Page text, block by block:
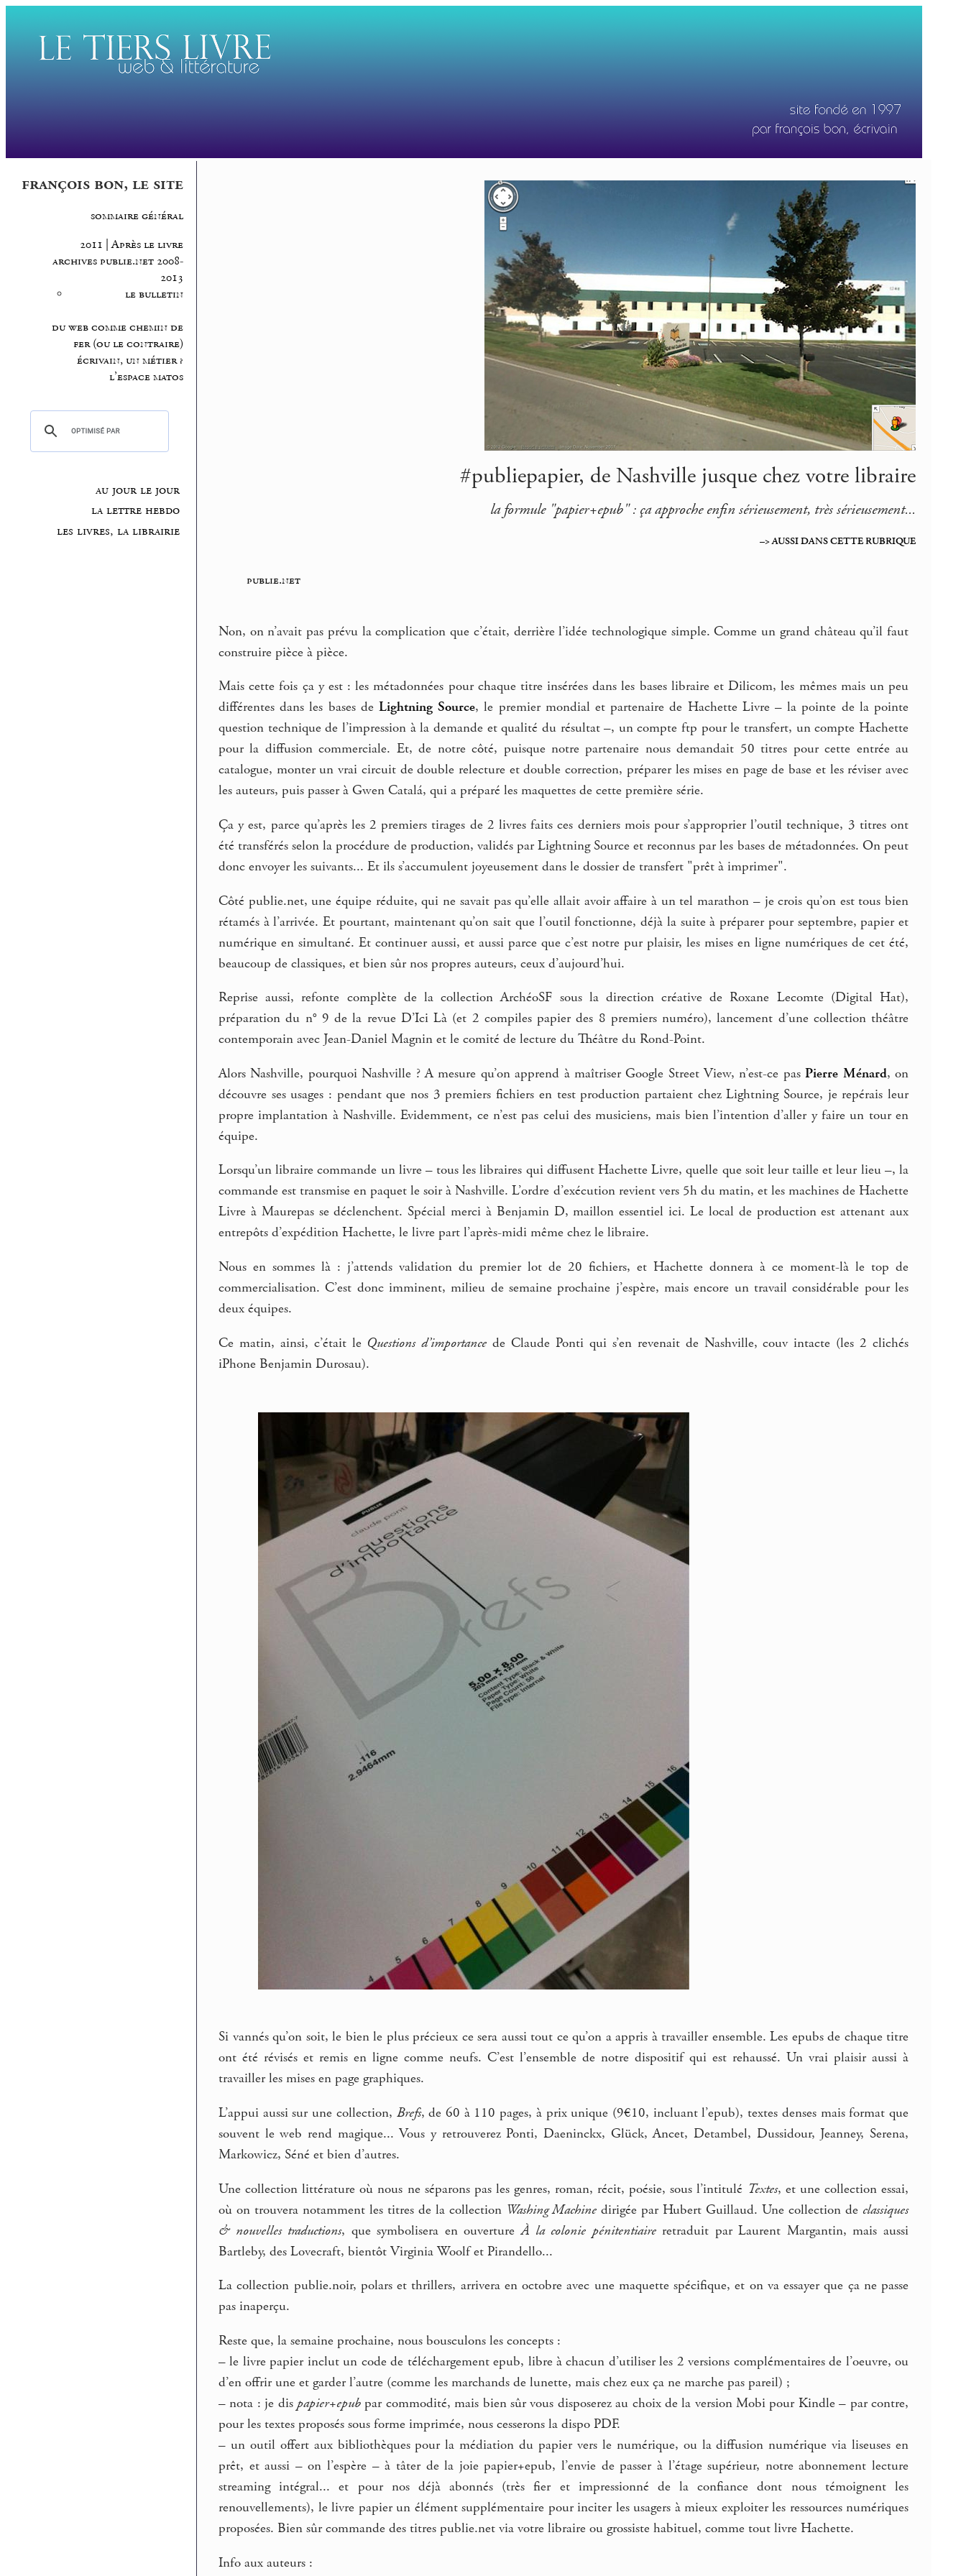
françois bon, le site
sommaire général
2011 | Après le livre
archives publie.net 2008-
2013
le bulletin
du web comme chemin de
fer (ou le contraire)
écrivain, un métier ?
l’espace matos
au jour le jour
la lettre hebdo
les livres, la librairie
#publiepapier, de Nashville jusque chez votre libraire
la formule "papier+epub" : ça approche enfin sérieusement, très sérieusement...
–> AUSSI DANS CETTE RUBRIQUE
publie.net
Non, on n’avait pas prévu la complication que c’était, derrière l’idée technologique simple. Comme un grand château qu’il faut
construire pièce à pièce.
Mais cette fois ça y est : les métadonnées pour chaque titre insérées dans les bases libraire et Dilicom, les mêmes mais un peu
différentes dans les bases deLightning Source, le premier mondial et partenaire de Hachette Livre – la pointe de la pointe
question technique de l’impression à la demande et qualité du résultat –, un compte ftp pour le transfert, un compte Hachette
pour la diffusion commerciale. Et, de notre côté, puisque notre partenaire nous demandait 50 titres pour cette entrée au
catalogue, monter un vrai circuit de double relecture et double correction, préparer les mises en page de base et les réviser avec
les auteurs, puis passer à Gwen Catalá, qui a préparé les maquettes de cette première série.
Ça y est, parce qu’après les 2 premiers tirages de 2 livres faits ces derniers mois pour s’approprier l’outil technique, 3 titres ont
été transférés selon la procédure de production, validés par Lightning Source et reconnus par les bases de métadonnées. On peut
donc envoyer les suivants... Et ils s’accumulent joyeusement dans le dossier de transfert "prêt à imprimer".
Côté publie.net, une équipe réduite, qui ne savait pas qu’elle allait avoir affaire à un tel marathon – je crois qu’on est tous bien
rétamés à l’arrivée. Et pourtant, maintenant qu’on sait que l’outil fonctionne, déjà la suite à préparer pour septembre, papier et
numérique en simultané. Et continuer aussi, et aussi parce que c’est notre pur plaisir, les mises en ligne numériques de cet été,
beaucoup de classiques, et bien sûr nos propres auteurs, ceux d’aujourd’hui.
Reprise aussi, refonte complète de la collection ArchéoSF sous la direction créative de Roxane Lecomte (Digital Hat),
préparation du n° 9 de la revue D’Ici Là (et 2 compiles papier des 8 premiers numéro), lancement d’une collection théâtre
contemporain avec Jean-Daniel Magnin et le comité de lecture du Théâtre du Rond-Point.
Alors Nashville, pourquoi Nashville ? A mesure qu’on apprend à maîtriser Google Street View, n’est-ce pasPierre Ménard, on
découvre ses usages : pendant que nos 3 premiers fichiers en test production partaient chez Lightning Source, je repérais leur
propre implantation à Nashville. Evidemment, ce n’est pas celui des musiciens, mais bien l’intention d’aller y faire un tour en
équipe.
Lorsqu’un libraire commande un livre – tous les libraires qui diffusent Hachette Livre, quelle que soit leur taille et leur lieu –, la
commande est transmise en paquet le soir à Nashville. L’ordre d’exécution revient vers 5h du matin, et les machines de Hachette
Livre à Maurepas se déclenchent. Spécial merci à Benjamin D, maillon essentiel ici. Le local de production est attenant aux
entrepôts d’expédition Hachette, le livre part l’après-midi même chez le libraire.
Nous en sommes là : j’attends validation du premier lot de 20 fichiers, et Hachette donnera à ce moment-là le top de
commercialisation. C’est donc imminent, milieu de semaine prochaine j’espère, mais encore un travail considérable pour les
deux équipes.
Ce matin, ainsi, c’était le Questions d’importance de Claude Ponti qui s’en revenait de Nashville, couv intacte (les 2 clichés
iPhone Benjamin Durosau).
Si vannés qu’on soit, le bien le plus précieux ce sera aussi tout ce qu’on a appris à travailler ensemble. Les epubs de chaque titre
ont été révisés et remis en ligne comme neufs. C’est l’ensemble de notre dispositif qui est rehaussé. Un vrai plaisir aussi à
travailler les mises en page graphiques.
L’appui aussi sur une collection, Brefs, de 60 à 110 pages, à prix unique (9€10, incluant l’epub), textes denses mais format que
souvent le web rend magique... Vous y retrouverez Ponti, Daeninckx, Glück, Ancet, Detambel, Dussidour, Jeanney, Serena,
Markowicz, Séné et bien d’autres.
Une collection littérature où nous ne séparons pas les genres, roman, récit, poésie, sous l’intitulé Textes, et une collection essai,
où on trouvera notamment les titres de la collection Washing Machine dirigée par Hubert Guillaud. Une collection de classiques
& nouvelles traductions, que symbolisera en ouvertureÀ la colonie pénitentiaireretraduit par Laurent Margantin, mais aussi
Bartleby, des Lovecraft, bientôt Virginia Woolf et Pirandello...
La collection publie.noir, polars et thrillers, arrivera en octobre avec une maquette spécifique, et on va essayer que ça ne passe
pas inaperçu.
Reste que, la semaine prochaine, nous bousculons les concepts :
– le livre papier inclut un code de téléchargement epub, libre à chacun d’utiliser les 2 versions complémentaires de l’oeuvre, ou
d’en offrir une et garder l’autre (comme les marchands de lunette, mais chez eux ça ne marche pas pareil) ;
– nota : je dis papier+epubpar commodité, mais bien sûr vous disposerez au choix de la version Mobi pour Kindle – par contre,
pour les textes proposés sous forme imprimée, nous cesserons la dispo PDF.
– un outil offert aux bibliothèques pour la médiation du papier vers le numérique, ou la diffusion numérique via liseuses en
prêt, et aussi – on l’espère – à tâter de la joie papier+epub, l’envie de passer à l’étage supérieur, notre abonnement lecture
streaming intégral... et pour nos déjà abonnés (très fier et impressionné de la confiance dont nous témoignent les
renouvellements), le livre papier un élément supplémentaire pour inciter les usagers à mieux exploiter les ressources numériques
proposées. Bien sûr commande des titres publie.net via votre libraire ou grossiste habituel, comme tout livre Hachette.
Info aux auteurs :